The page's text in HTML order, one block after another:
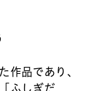
作品であり、
ふしぎだ